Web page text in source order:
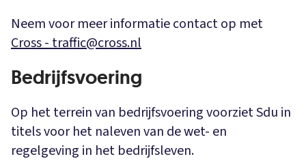
Neem voor meer informatie contact op met
Cross - traffic@cross.nl
Bedrijfsvoering
Op het terrein van bedrijfsvoering voorziet Sdu in
titels voor het naleven van de wet- en
regelgeving in het bedrijfsleven.